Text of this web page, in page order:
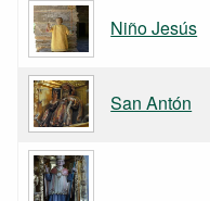
Niño Jesús
San Antón